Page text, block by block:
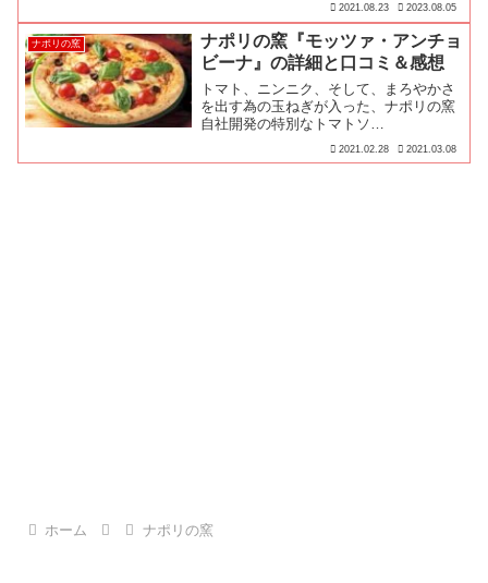
をひとり占めできるお得なおひとり様セ
ット『お気軽セット』を紹介するよ！皆
が集まった時にも、お好きなメニューを
ひとりずつオーダーすれば、シェア不要
で、安心・安全に楽しめちゃいます♪
2021.08.23 2023.08.05
ナポリの窯
ナポリの窯『モッツァ・アンチョ
ビーナ』の詳細と口コミ＆感想
トマト、ニンニク、そして、まろやかさ
を出す為の玉ねぎが入った、ナポリの窯
自社開発の特別なトマトソ…
2021.02.28 2021.03.08
ホーム ナポリの窯